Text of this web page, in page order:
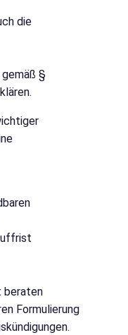
die
§
beraten
Formulierung